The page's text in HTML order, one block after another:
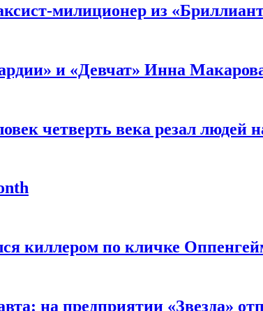
милиционер из
и «Девчат» Инна
четверть века резал людей
киллером по кличке
на предприятии «Звезда»